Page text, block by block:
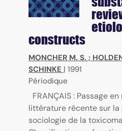
constructs
MONCHER M. S. ;
SCHINKE | 1991
Périodique
FRANÇAIS : Passage
littérature récente sur la
sociologie de la